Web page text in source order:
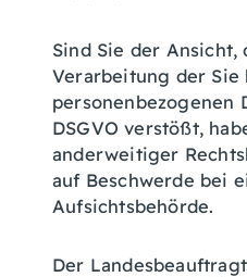
Sind Sie der Ansicht,
Verarbeitung der Sie
personenbezogenen
DSGVO verstößt,
anderweitiger
auf Beschwerde bei
Aufsichtsbehörde.
Der